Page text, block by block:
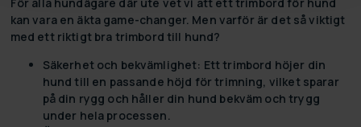
För alla hundägare där ute vet vi att etttrimbord för hund
kan vara en äkta game-changer. Men varför är det så viktigt
med ett riktigt bra trimbord till hund?
Säkerhet och bekvämlighet: Ett trimbord höjer din
hund till en passande höjd för trimning, vilket sparar
på din rygg och håller din hund bekväm och trygg
under hela processen.